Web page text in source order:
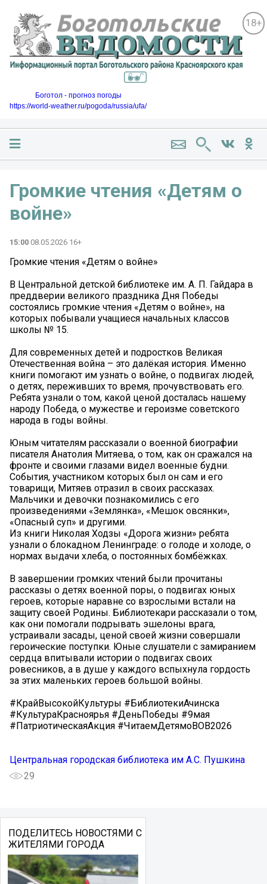
18+
Боготол - прогноз погоды
https://world-weather.ru/pogoda/russia/ufa/
Громкие чтения «Детям о
войне»
15:00 08.05.2026 16+
Громкие чтения «Детям о войне»
В Центральной детской библиотеке им. А. П. Гайдара в
преддверии великого праздника Дня Победы
состоялись громкие чтения «Детям о войне», на
которых побывали учащиеся начальных классов
школы № 15.
Для современных детей и подростков Великая
Отечественная война – это далёкая история. Именно
книги помогают им узнать о войне, о подвигах людей,
о детях, переживших то время, прочувствовать его.
Ребята узнали о том, какой ценой досталась нашему
народу Победа, о мужестве и героизме советского
народа в годы войны.
Юным читателям рассказали о военной биографии
писателя Анатолия Митяева, о том, как он сражался на
фронте и своими глазами видел военные будни.
События, участником которых был он сам и его
товарищи, Митяев отразил в своих рассказах.
Мальчики и девочки познакомились с его
произведениями «Землянка», «Мешок овсянки»,
«Опасный суп» и другими.
Из книги Николая Ходзы «Дорога жизни» ребята
узнали о блокадном Ленинграде: о голоде и холоде, о
нормах выдачи хлеба, о постоянных бомбёжках.
В завершении громких чтений были прочитаны
рассказы о детях военной поры, о подвигах юных
героев, которые наравне со взрослыми встали на
защиту своей Родины. Библиотекари рассказали о том,
как они помогали подрывать эшелоны врага,
устраивали засады, ценой своей жизни совершали
героические поступки. Юные слушатели с замиранием
сердца впитывали истории о подвигах своих
ровесников, а в душе у каждого вспыхнула гордость
за этих маленьких героев большой войны.
#КрайВысокойКультуры #БиблиотекиАчинска
#КультураКрасноярья #ДеньПобеды #9мая
#ПатриотическаяАкция #ЧитаемДетямоВОВ2026
Центральная городская библиотека им А.С. Пушкина
29
ПОДЕЛИТЕСЬ НОВОСТЯМИ С
ЖИТЕЛЯМИ ГОРОДА